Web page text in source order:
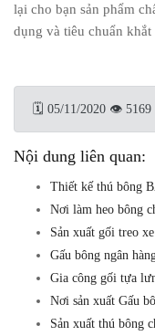
lại cho bạn sản phẩm
dụng và tiêu chuẩn khắt
🗓 05/11/2020 👁 5169
Nội dung liên quan:
Thiết kế thú bông
Nơi làm heo bông
Sản xuất gối treo
Gấu bông ngân
Gia công gối tựa
Nơi sản xuất Gấu
Sản xuất thú bông